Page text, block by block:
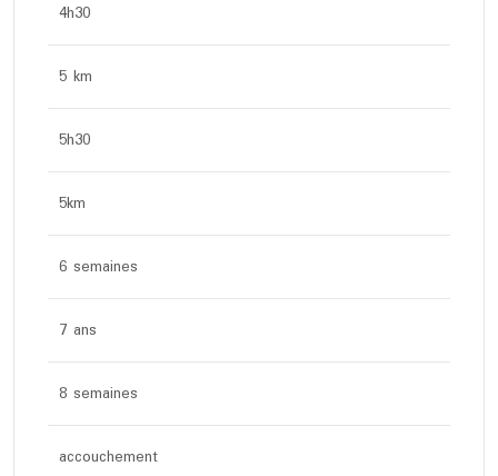
4h30
5 km
5h30
5km
6 semaines
7 ans
8 semaines
accouchement